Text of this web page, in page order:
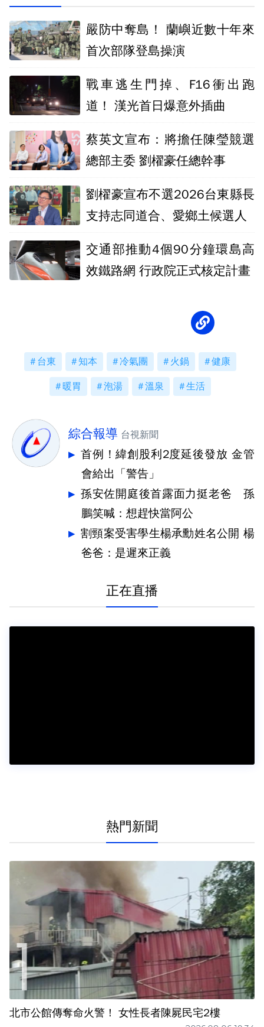
嚴防中奪島！ 蘭嶼近數十年來
首次部隊登島操演
戰車逃生門掉、F16衝出跑
道！ 漢光首日爆意外插曲
蔡英文宣布：將擔任陳瑩競選
總部主委 劉櫂豪任總幹事
劉櫂豪宣布不選2026台東縣長
支持志同道合、愛鄉土候選人
交通部推動4個90分鐘環島高
效鐵路網 行政院正式核定計畫
台東 知本 冷氣團 火鍋 健康
暖胃 泡湯 溫泉 生活
綜合報導 台視新聞
首例！緯創股利2度延後發放 金管
會給出「警告」
孫安佐開庭後首露面力挺老爸 孫
鵬笑喊：想趕快當阿公
割頸案受害學生楊承勳姓名公開 楊
爸爸：是遲來正義
正在直播
熱門新聞
北市公館傳奪命火警！ 女性長者陳屍民宅2樓